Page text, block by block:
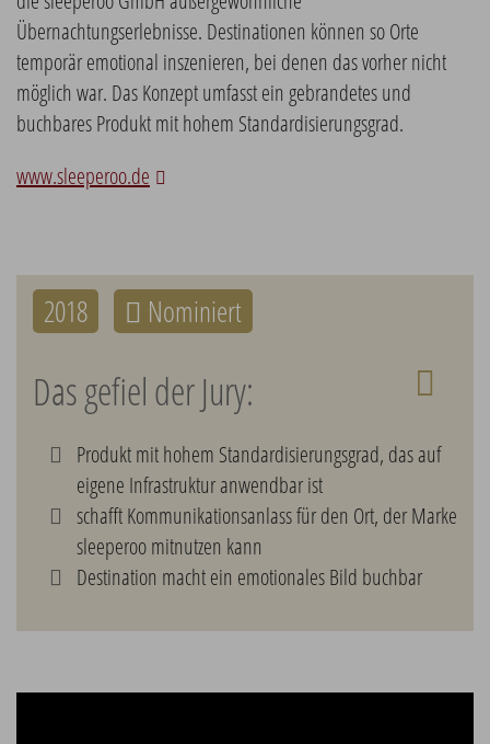
Übernachtungserlebnisse. Destinationen können so Orte
temporär emotional inszenieren, bei denen das vorher nicht
möglich war. Das Konzept umfasst ein gebrandetes und
buchbares Produkt mit hohem Standardisierungsgrad.
www.sleeperoo.de
2018 Nominiert
Das gefiel der Jury:
Produkt mit hohem Standardisierungsgrad, das auf
eigene Infrastruktur anwendbar ist
schafft Kommunikationsanlass für den Ort, der Marke
sleeperoo mitnutzen kann
Destination macht ein emotionales Bild buchbar